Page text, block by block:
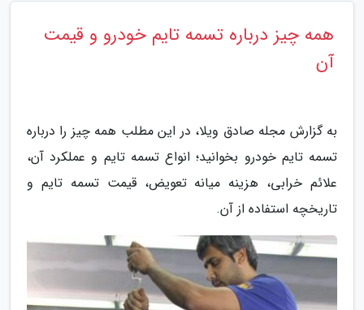
همه چیز درباره تسمه تایم خودرو و قیمت
آن
به گزارش مجله صادق ویلا، در این مطلب همه چیز را درباره
تسمه تایم خودرو بخوانید؛ انواع تسمه تایم و عملکرد آن،
علائم خرابی، هزینه میانه تعویض، قیمت تسمه تایم و
تاریخچه استفاده از آن.